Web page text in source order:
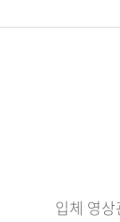
입체 영